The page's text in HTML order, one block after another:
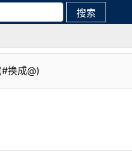
搜索
换成@)